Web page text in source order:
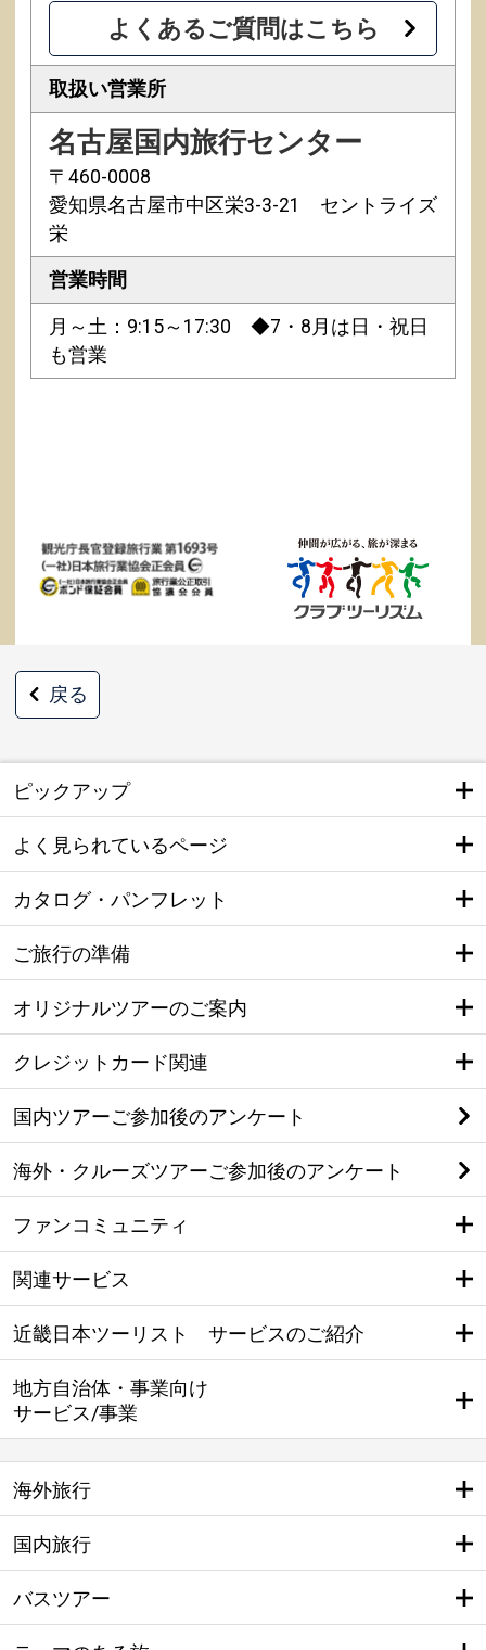
よくあるご質問はこちら
取扱い営業所
名古屋国内旅行センター
〒460-0008
愛知県名古屋市中区栄3-3-21 セントライズ
栄
営業時間
月～土：9:15～17:30 ◆7・8月は日・祝日
も営業
戻る
ピックアップ
よく見られているページ
カタログ・パンフレット
ご旅行の準備
オリジナルツアーのご案内
クレジットカード関連
国内ツアーご参加後のアンケート
海外・クルーズツアーご参加後のアンケート
ファンコミュニティ
関連サービス
近畿日本ツーリスト サービスのご紹介
地方自治体・事業向け
サービス/事業
海外旅行
国内旅行
バスツアー